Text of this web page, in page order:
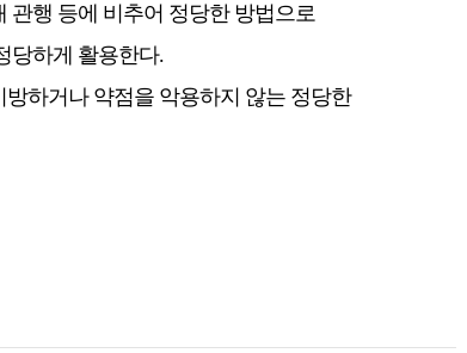
관행 등에 비추어 정당한 방법으로
당하게 활용한다.
하거나 약점을 악용하지 않는 정당한